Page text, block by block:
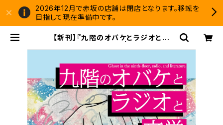
2026年12月で赤坂の店舗は閉店となります。移転を
目指して現在準備中です。
【新刊】『九階のオバケとラジオと文